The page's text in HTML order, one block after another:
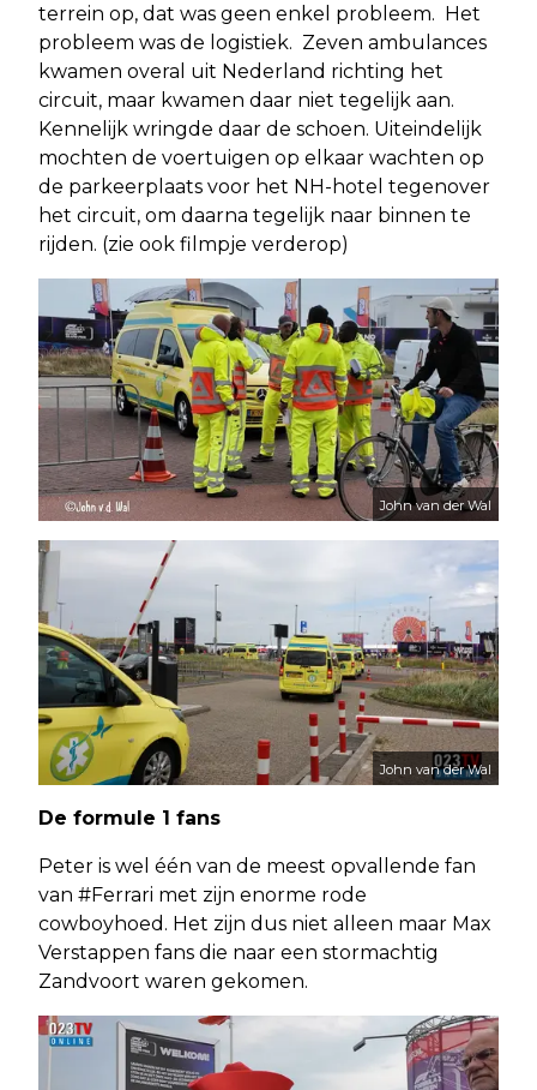
terrein op, dat was geen enkel probleem. Het
probleem was de logistiek. Zeven ambulances
kwamen overal uit Nederland richting het
circuit, maar kwamen daar niet tegelijk aan.
Kennelijk wringde daar de schoen. Uiteindelijk
mochten de voertuigen op elkaar wachten op
de parkeerplaats voor het NH-hotel tegenover
het circuit, om daarna tegelijk naar binnen te
rijden. (zie ook filmpje verderop)
John van der Wal
John van der Wal
De formule 1 fans
Peter is wel één van de meest opvallende fan
van #Ferrari met zijn enorme rode
cowboyhoed. Het zijn dus niet alleen maar Max
Verstappen fans die naar een stormachtig
Zandvoort waren gekomen.